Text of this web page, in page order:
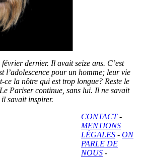
dernier. Il avait seize ans. C’est
l’adolescence pour un homme; leur vie
ce la nôtre qui est trop longue? Reste le
Pariser continue, sans lui. Il ne savait
savait inspirer.
CONTACT-
MENTIONS
LÉGALES - ON
PARLE DE
NOUS -